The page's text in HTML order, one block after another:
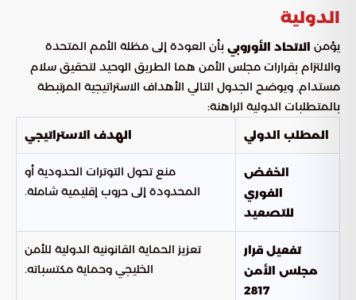
الدولية
يؤمن الاتحاد الأوروبي بأن العودة إلى مظلة الأمم المتحدة
والالتزام بقرارات مجلس الأمن هما الطريق الوحيد لتحقيق سلام
مستدام. ويوضح الجدول التالي الأهداف الاستراتيجية المرتبطة
بالمتطلبات الدولية الراهنة:
المطلب الدولي
الهدف الاستراتيجي
الخفض
الفوري
للتصعيد
منع تحول التوترات الحدودية أو
المحدودة إلى حروب إقليمية شاملة.
تفعيل قرار
مجلس الأمن
2817
تعزيز الحماية القانونية الدولية للأمن
الخليجي وحماية مكتسباته.